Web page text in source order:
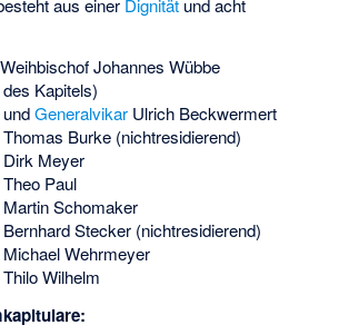
aus einer Dignität und acht
Johannes Wübbe
Kapitels)
Generalvikar Ulrich Beckwermert
Burke (nichtresidierend)
Meyer
Theo Paul
Schomaker
Stecker (nichtresidierend)
Wehrmeyer
Wilhelm